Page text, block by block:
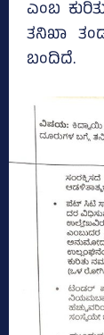
ಎಂಬ
ತನಿಖಾ
ಬಂದಿದೆ.